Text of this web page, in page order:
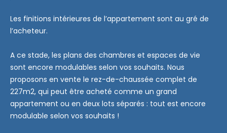
Les finitions intérieures de l’appartement sont au gré de
l’acheteur.
A ce stade, les plans des chambres et espaces de vie
sont encore modulables selon vos souhaits. Nous
proposons en vente le rez-de-chaussée complet de
227m2, qui peut être acheté comme un grand
appartement ou en deux lots séparés : tout est encore
modulable selon vos souhaits !